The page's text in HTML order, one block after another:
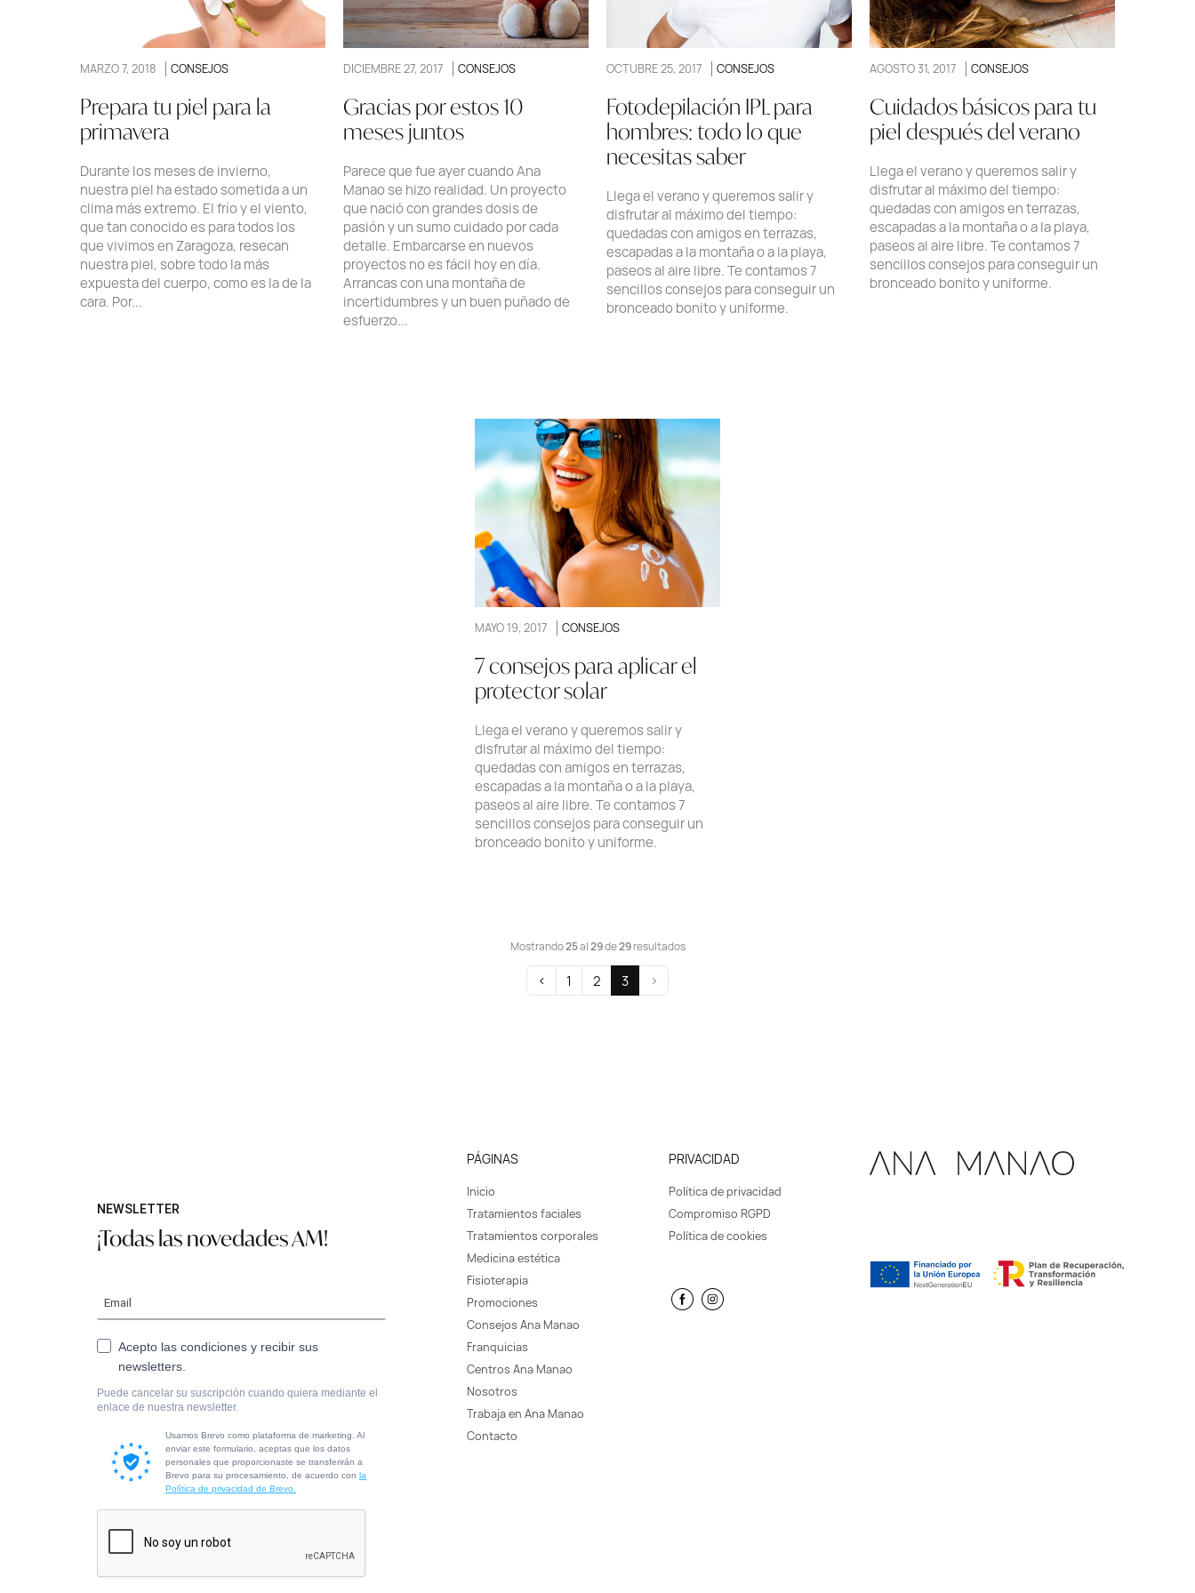
MARZO 7, 2018 CONSEJOS
Prepara tu piel para la
primavera
Durante los meses de invierno,
nuestra piel ha estado sometida a un
clima más extremo. El frío y el viento,
que tan conocido es para todos los
que vivimos en Zaragoza, resecan
nuestra piel, sobre todo la más
expuesta del cuerpo, como es la de la
cara. Por...
DICIEMBRE 27, 2017 CONSEJOS
Gracias por estos 10
meses juntos
Parece que fue ayer cuando Ana
Manao se hizo realidad. Un proyecto
que nació con grandes dosis de
pasión y un sumo cuidado por cada
detalle. Embarcarse en nuevos
proyectos no es fácil hoy en día.
Arrancas con una montaña de
incertidumbres y un buen puñado de
esfuerzo...
OCTUBRE 25, 2017 CONSEJOS
Fotodepilación IPL para
hombres: todo lo que
necesitas saber
Llega el verano y queremos salir y
disfrutar al máximo del tiempo:
quedadas con amigos en terrazas,
escapadas a la montaña o a la playa,
paseos al aire libre. Te contamos 7
sencillos consejos para conseguir un
bronceado bonito y uniforme.
AGOSTO 31, 2017 CONSEJOS
Cuidados básicos para tu
piel después del verano
Llega el verano y queremos salir y
disfrutar al máximo del tiempo:
quedadas con amigos en terrazas,
escapadas a la montaña o a la playa,
paseos al aire libre. Te contamos 7
sencillos consejos para conseguir un
bronceado bonito y uniforme.
MAYO 19, 2017 CONSEJOS
7 consejos para aplicar el
protector solar
Llega el verano y queremos salir y
disfrutar al máximo del tiempo:
quedadas con amigos en terrazas,
escapadas a la montaña o a la playa,
paseos al aire libre. Te contamos 7
sencillos consejos para conseguir un
bronceado bonito y uniforme.
Mostrando25al29de29resultados
‹ 1 2 3 ›
NEWSLETTER
¡Todas las novedades AM!
Acepto las condiciones y recibir sus
newsletters.
Puede cancelar su suscripción cuando quiera mediante el
enlace de nuestra newsletter.
Usamos Brevo como plataforma de marketing. Al
enviar este formulario, aceptas que los datos
personales que proporcionaste se transferirán a
Brevo para su procesamiento, de acuerdo con la
Política de privacidad de Brevo.
PÁGINAS
Inicio
Tratamientos faciales
Tratamientos corporales
Medicina estética
Fisioterapia
Promociones
Consejos Ana Manao
Franquicias
Centros Ana Manao
Nosotros
Trabaja en Ana Manao
Contacto
PRIVACIDAD
Política de privacidad
Compromiso RGPD
Política de cookies